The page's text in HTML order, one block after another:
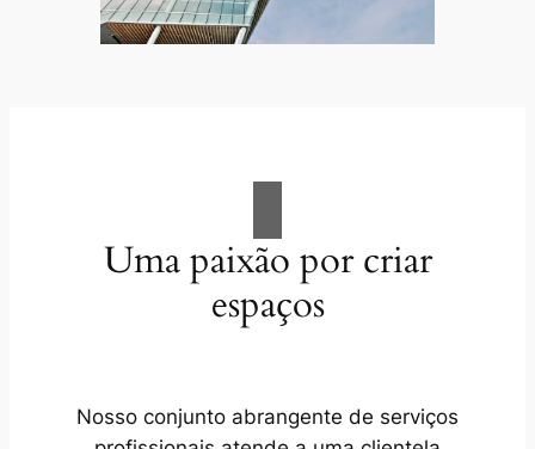
Uma paixão por criar
espaços
Nosso conjunto abrangente de serviços